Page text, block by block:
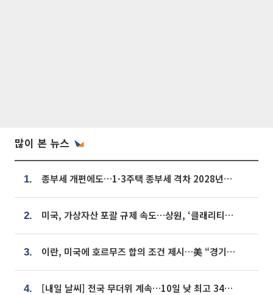
많이 본 뉴스
1. 종부세 개편에도…1·3주택 종부세 격차 2028년부터 확대
2. 미국, 가상자산 포괄 규제 속도…상원, ‘클래리티법’ 9월 절차투표 추진
3. 이란, 미국에 호르무즈 합의 조건 제시…美 “경기 아직 안 끝나” [종합]
4. [내일 날씨] 전국 무더위 계속…10일 낮 최고 34도 육박